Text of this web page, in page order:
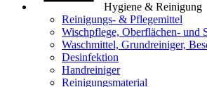
Hygiene & Reinigung
Reinigungs- & Pflegemittel
Wischpflege, Oberflächen- und
Waschmittel, Grundreiniger,
Desinfektion
Handreiniger
Reinigungsmaterial